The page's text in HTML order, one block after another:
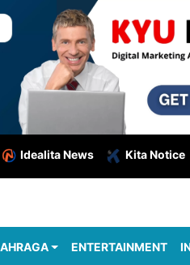
Idealita News Kita Notice
ENTERTAINMENT